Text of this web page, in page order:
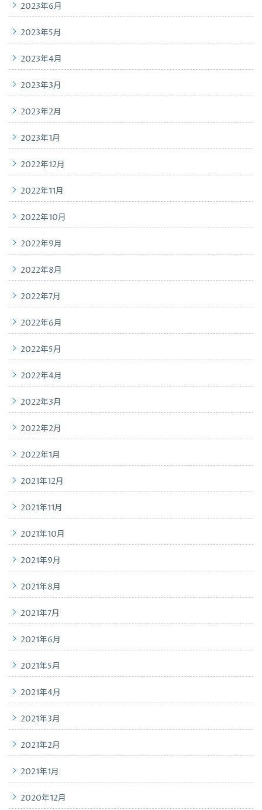
2023年6月
2023年5月
2023年4月
2023年3月
2023年2月
2023年1月
2022年12月
2022年11月
2022年10月
2022年9月
2022年8月
2022年7月
2022年6月
2022年5月
2022年4月
2022年3月
2022年2月
2022年1月
2021年12月
2021年11月
2021年10月
2021年9月
2021年8月
2021年7月
2021年6月
2021年5月
2021年4月
2021年3月
2021年2月
2021年1月
2020年12月